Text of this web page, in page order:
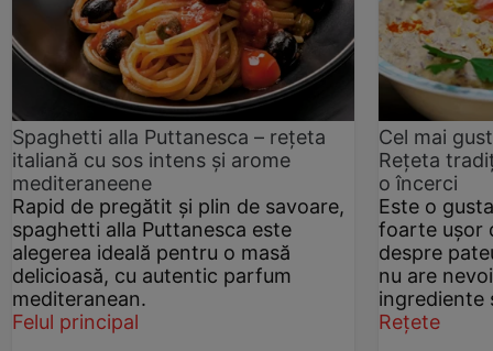
Spaghetti alla Puttanesca – rețeta
italiană cu sos intens și arome
mediteraneene
Rapid de pregătit și plin de savoare,
spaghetti alla Puttanesca este
alegerea ideală pentru o masă
delicioasă, cu autentic parfum
mediteranean.
Felul principal
Cel mai
Rețeta
o încerci
Este o
foarte ușor
despre
nu are
ingrediente
Rețete